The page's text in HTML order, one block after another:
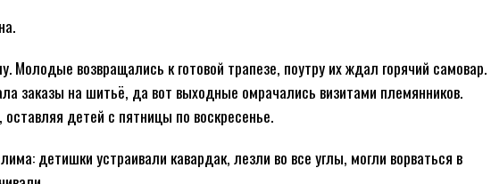
Молодые возвращались к готовой трапезе, поутру их ждал горячий самовар.
заказы на шитьё, да вот выходные омрачались визитами племянников.
детей с пятницы по воскресенье.
детишки устраивали кавардак, лезли во все углы, могли ворваться в